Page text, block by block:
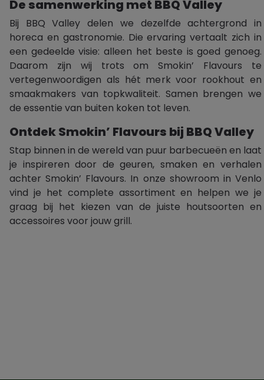
De samenwerking met BBQ Valley
Bij BBQ Valley delen we dezelfde achtergrond in
horeca en gastronomie. Die ervaring vertaalt zich in
een gedeelde visie: alleen het beste is goed genoeg.
Daarom zijn wij trots om Smokin’ Flavours te
vertegenwoordigen als hét merk voor rookhout en
smaakmakers van topkwaliteit. Samen brengen we
de essentie van buiten koken tot leven.
Ontdek Smokin’ Flavours bij BBQ Valley
Stap binnen in de wereld van puur barbecueën en laat
je inspireren door de geuren, smaken en verhalen
achter Smokin’ Flavours. In onze showroom in Venlo
vind je het complete assortiment en helpen we je
graag bij het kiezen van de juiste houtsoorten en
accessoires voor jouw grill.